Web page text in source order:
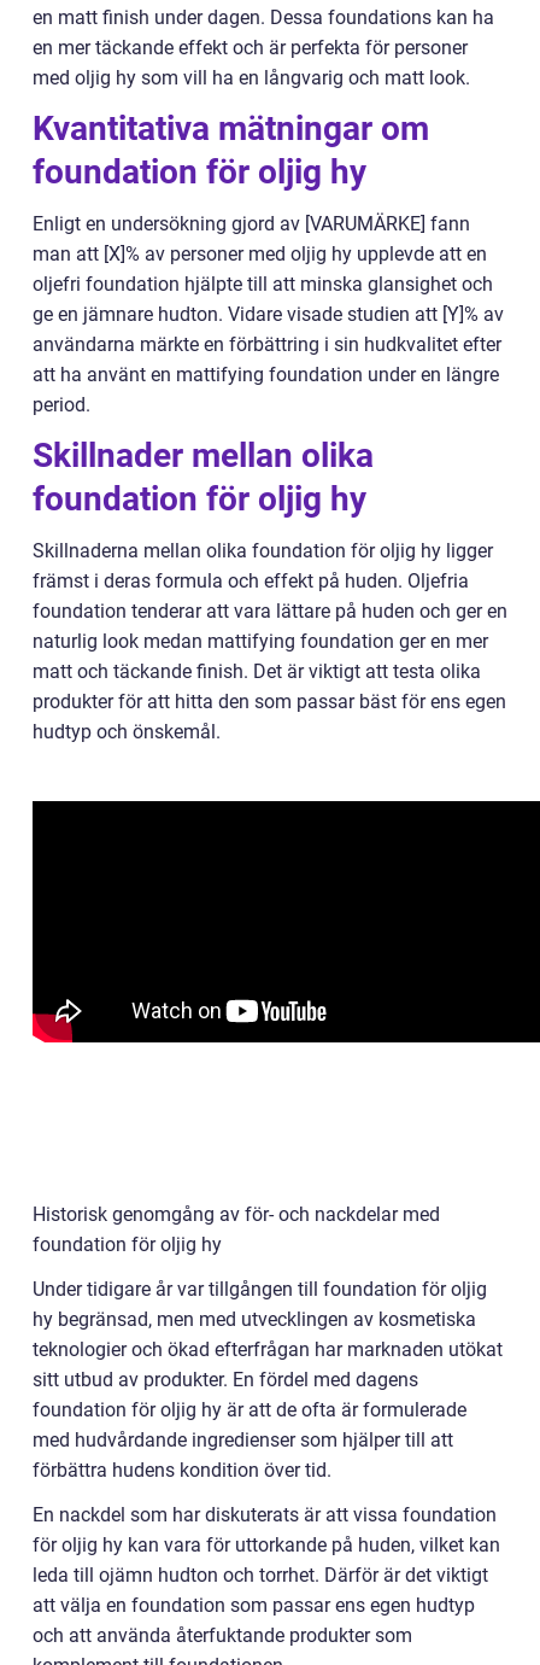
en matt finish under dagen. Dessa foundations kan ha
en mer täckande effekt och är perfekta för personer
med oljig hy som vill ha en långvarig och matt look.
Kvantitativa mätningar om
foundation för oljig hy
Enligt en undersökning gjord av [VARUMÄRKE] fann
man att [X]% av personer med oljig hy upplevde att en
oljefri foundation hjälpte till att minska glansighet och
ge en jämnare hudton. Vidare visade studien att [Y]% av
användarna märkte en förbättring i sin hudkvalitet efter
att ha använt en mattifying foundation under en längre
period.
Skillnader mellan olika
foundation för oljig hy
Skillnaderna mellan olika foundation för oljig hy ligger
främst i deras formula och effekt på huden. Oljefria
foundation tenderar att vara lättare på huden och ger en
naturlig look medan mattifying foundation ger en mer
matt och täckande finish. Det är viktigt att testa olika
produkter för att hitta den som passar bäst för ens egen
hudtyp och önskemål.
Historisk genomgång av för- och nackdelar med
foundation för oljig hy
Under tidigare år var tillgången till foundation för oljig
hy begränsad, men med utvecklingen av kosmetiska
teknologier och ökad efterfrågan har marknaden utökat
sitt utbud av produkter. En fördel med dagens
foundation för oljig hy är att de ofta är formulerade
med hudvårdande ingredienser som hjälper till att
förbättra hudens kondition över tid.
En nackdel som har diskuterats är att vissa foundation
för oljig hy kan vara för uttorkande på huden, vilket kan
leda till ojämn hudton och torrhet. Därför är det viktigt
att välja en foundation som passar ens egen hudtyp
och att använda återfuktande produkter som